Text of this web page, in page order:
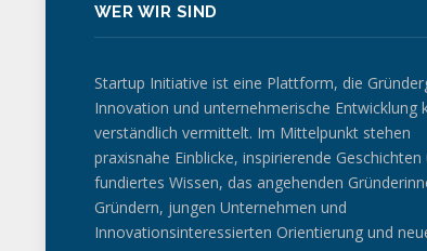
WER WIR SIND
Startup Initiative ist eine Plattform, die
Innovation und unternehmerische Entwicklung
verständlich vermittelt. Im Mittelpunkt stehen
praxisnahe Einblicke, inspirierende Geschichten
fundiertes Wissen, das angehenden
Gründern, jungen Unternehmen und
Innovationsinteressierten Orientierung und